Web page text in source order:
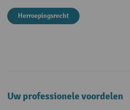
Herroepingsrecht
Uw professionele voordelen